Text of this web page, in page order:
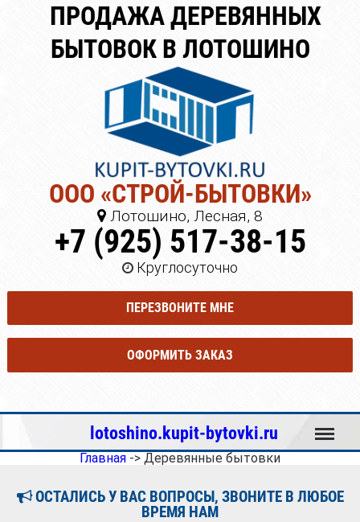
ПРОДАЖА ДЕРЕВЯННЫХ
БЫТОВОК В ЛОТОШИНО
ООО «СТРОЙ-БЫТОВКИ»
Лотошино, Лесная, 8
+7 (925) 517-38-15
Круглосуточно
ПЕРЕЗВОНИТЕ МНЕ
ОФОРМИТЬ ЗАКАЗ
lotoshino.kupit-bytovki.ru Меню
Главная -> Деревянные бытовки
ОСТАЛИСЬ У ВАС ВОПРОСЫ, ЗВОНИТЕ В ЛЮБОЕ
ВРЕМЯ НАМ